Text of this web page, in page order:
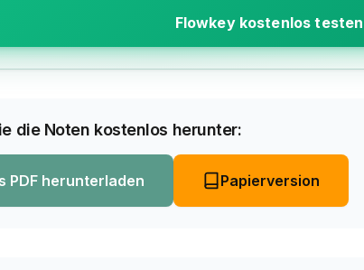
Flowkey kostenlos testen
die Noten kostenlos herunter:
PDF herunterladen Papierversion